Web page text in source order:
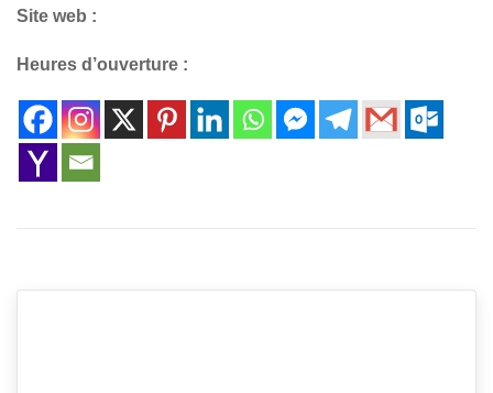
Site web :
Heures d’ouverture :